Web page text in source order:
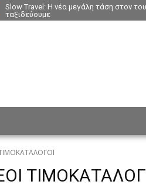
Slow Travel: Η νέα μεγάλη τάση στον
ταξιδεύουμε